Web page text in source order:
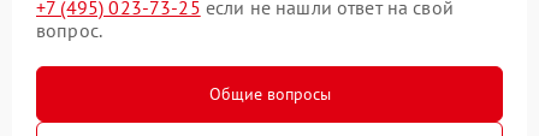
+7 (495) 023-73-25 если не нашли ответ на свой
вопрос.
Общие вопросы